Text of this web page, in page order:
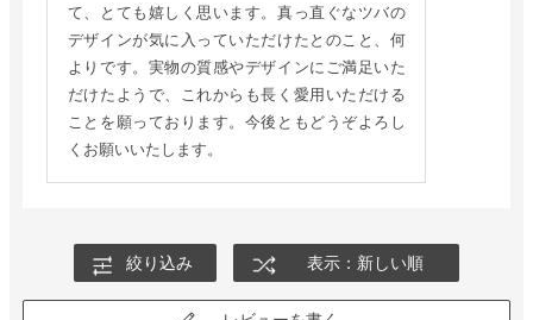
て、とても嬉しく思います。真っ直ぐなツバの
デザインが気に入っていただけたとのこと、何
よりです。実物の質感やデザインにご満足いた
だけたようで、これからも長く愛用いただける
ことを願っております。今後ともどうぞよろし
くお願いいたします。
絞り込み 表示：新しい順